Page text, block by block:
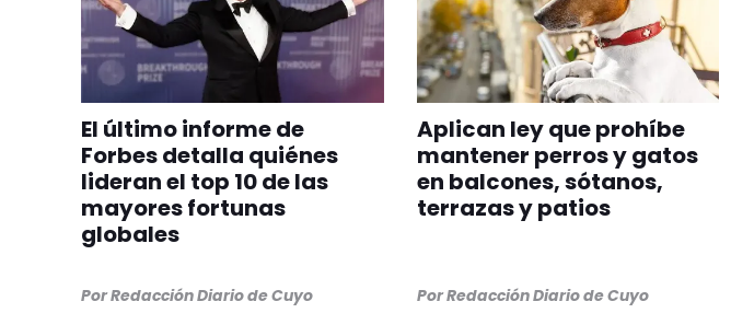
El último informe de
Forbes detalla quiénes
lideran el top 10 de las
mayores fortunas
globales
PorRedacción Diario de Cuyo
Aplican ley que prohíbe
mantener perros y gatos
en balcones, sótanos,
terrazas y patios
PorRedacción Diario de Cuyo